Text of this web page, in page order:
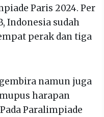
Paris 2024. Per
Indonesia sudah
perak dan tiga
namun juga
harapan
Paralimpiade